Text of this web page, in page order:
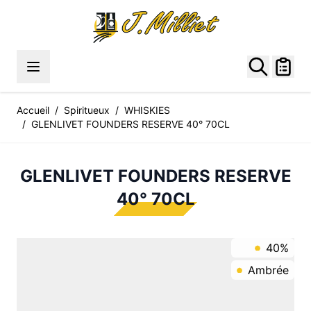
Accueil / Spiritueux / WHISKIES
/ GLENLIVET FOUNDERS RESERVE 40° 70CL
GLENLIVET FOUNDERS RESERVE
40° 70CL
40%
Ambrée